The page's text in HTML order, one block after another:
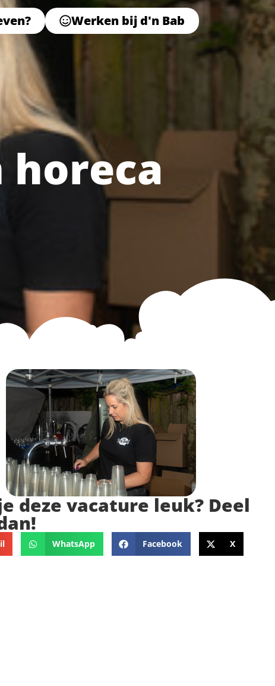
Werken bij d'n Bab
deze vacature leuk? Deel
WhatsApp Facebook X